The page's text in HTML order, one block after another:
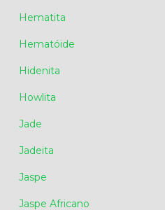
Hematita
Hematóide
Hidenita
Howlita
Jade
Jadeita
Jaspe
Jaspe Africano